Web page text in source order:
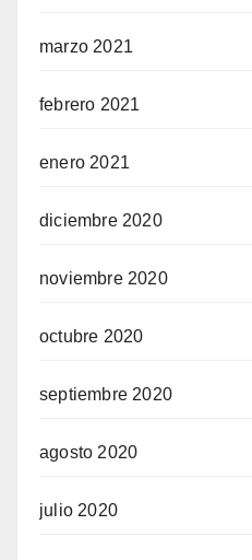
marzo 2021
febrero 2021
enero 2021
diciembre 2020
noviembre 2020
octubre 2020
septiembre 2020
agosto 2020
julio 2020